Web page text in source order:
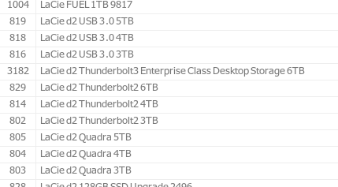
1004
LaCie FUEL 1TB 9817
819
LaCie d2 USB 3.0 5TB
818
LaCie d2 USB 3.0 4TB
816
LaCie d2 USB 3.0 3TB
3182
LaCie d2 Thunderbolt3 Enterprise Class Desktop Storage 6TB
829
LaCie d2 Thunderbolt2 6TB
814
LaCie d2 Thunderbolt2 4TB
802
LaCie d2 Thunderbolt2 3TB ‎
805
LaCie d2 Quadra 5TB
804
LaCie d2 Quadra 4TB ‎
803
LaCie d2 Quadra 3TB